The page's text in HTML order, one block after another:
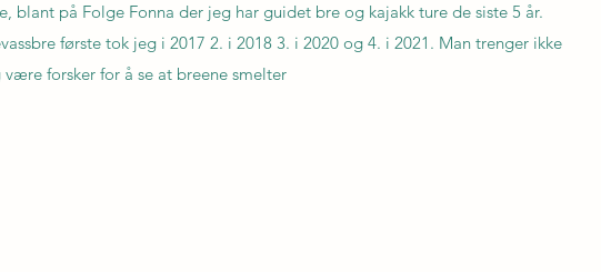
blant på Folge Fonna der jeg har guidet bre og kajakk ture de siste 5 år.
første tok jeg i 2017 2. i 2018 3. i 2020 og 4. i 2021. Man trenger ikke
være forsker for å se at breene smelter